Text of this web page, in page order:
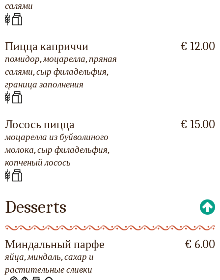
салями
Пицца каприччи
помидор, моцарелла, пряная
салями, сыр филадельфия,
граница заполнения
€ 12.00
Лосось пицца
моцарелла из буйволиного
молока, сыр филадельфия,
копченый лосось
€ 15.00
Desserts
Миндальный парфе
яйца, миндаль, сахар и
растительные сливки
€ 6.00